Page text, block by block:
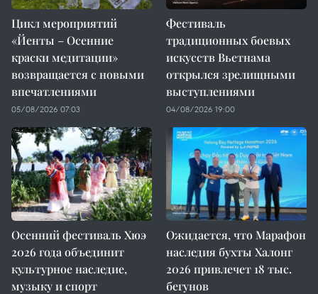
Цикл мероприятий
«Йенты – Осенние
краски медитации»
возвращается с новыми
впечатлениями
05/08/2026 07:03
Фестиваль
традиционных боевых
искусств Вьетнама
открылся зрелищными
выступлениями
04/08/2026 19:00
Осенний фестиваль Хюэ
2026 года объединит
культурное наследие,
музыку и спорт
Ожидается, что Марафон
наследия бухты Халонг
2026 привлечет 18 тыс.
бегунов